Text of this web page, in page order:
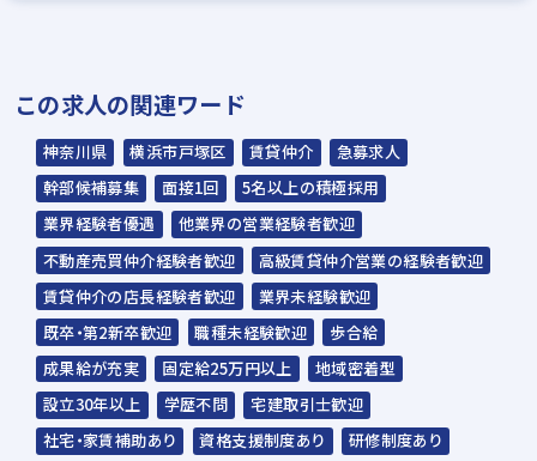
野球部 テニス部 忘年表彰式
この求人の関連ワード
神奈川県 横浜市戸塚区 賃貸仲介
急募求人
幹部候補募集
面接1回
5名以上の積極採用
業界経験者優遇
他業界の営業経験者歓迎
不動産売買仲介経験者歓迎
高級賃貸仲介営業の経験者歓迎
賃貸仲介の店長経験者歓迎
業界未経験歓迎
既卒・第2新卒歓迎
職種未経験歓迎
歩合給
成果給が充実
固定給25万円以上
地域密着型
設立30年以上
学歴不問
宅建取引士歓迎
社宅・家賃補助あり
資格支援制度あり
研修制度あり